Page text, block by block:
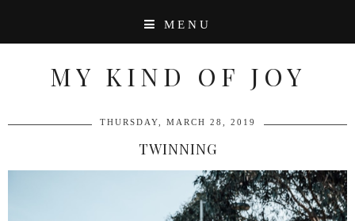
MENU
MY KIND OF JOY
THURSDAY, MARCH 28, 2019
TWINNING